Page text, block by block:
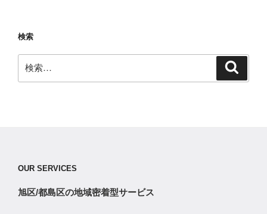
検索
索:
OUR SERVICES
旭区/都島区の地域密着型サービス